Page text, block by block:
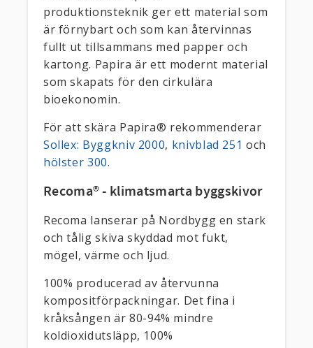
produktionsteknik ger ett material som
är förnybart och som kan återvinnas
fullt ut tillsammans med papper och
kartong. Papira är ett modernt material
som skapats för den cirkulära
bioekonomin.
För att skära Papira® rekommenderar
Sollex: Byggkniv 2000, knivblad 251 och
hölster 300.
Recoma® - klimatsmarta byggskivor
Recoma lanserar på Nordbygg en stark
och tålig skiva skyddad mot fukt,
mögel, värme och ljud.
100% producerad av återvunna
kompositförpackningar. Det fina i
kråksången är 80-94% mindre
koldioxidutsläpp, 100%